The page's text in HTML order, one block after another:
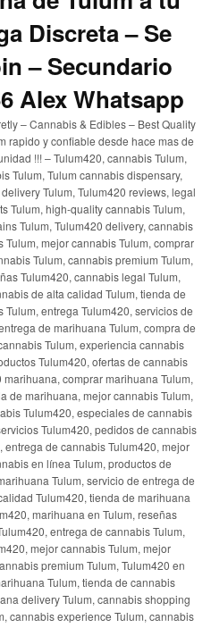
Discreta – Se
– Secundario
Alex Whatsapp
– Cannabis & Edibles – Best Quality
rapido y confiable desde hace mas de
!!! – Tulum420, cannabis Tulum,
Tulum, Tulum cannabis dispensary,
Tulum, Tulum420 reviews, legal
Tulum, high-quality cannabis Tulum,
Tulum, Tulum420 delivery, cannabis
mejor cannabis Tulum, comprar
Tulum, cannabis premium Tulum,
Tulum420, cannabis legal Tulum,
de alta calidad Tulum, tienda de
entrega Tulum420, servicios de
de marihuana Tulum, compra de
Tulum, experiencia cannabis
Tulum420, ofertas de cannabis
comprar marihuana Tulum,
de marihuana, mejor cannabis Tulum,
Tulum420, especiales de cannabis
Tulum420, pedidos de cannabis
de cannabis Tulum420, mejor
en línea Tulum, productos de
Tulum, servicio de entrega de
Tulum420, tienda de marihuana
marihuana en Tulum, reseñas
entrega de cannabis Tulum,
mejor cannabis Tulum, mejor
premium Tulum, Tulum420 en
Tulum, tienda de cannabis
delivery Tulum, cannabis shopping
cannabis experience Tulum, cannabis